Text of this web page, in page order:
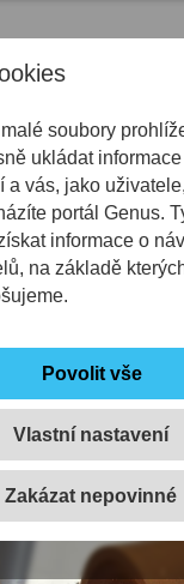
soubory
ukládat
a vás, jako
portál Genus.
informace o
na základě
Vlastní nastavení
v kraji
květnu se
procenta
Nezaměstnanost
v květnu se
5,5 procenta.
uchazečů o práci,
pracovních